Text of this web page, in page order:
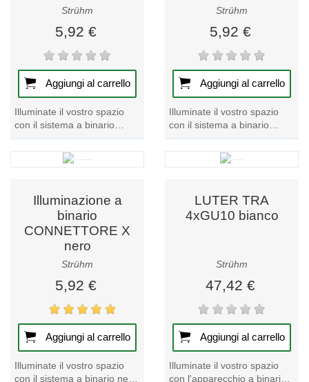
Strühm
5,92 €
Aggiungi al carrello
Illuminate il vostro spazio
con il sistema a binario
CONNECTOR PS230V I
nero. Questo modello della
nostra collezione...
Strühm
5,92 €
Aggiungi al carrello
Illuminate il vostro spazio
con il sistema a binario
bianco CONNECTOR X, un
pezzo forte della nostra
collezione di...
Illuminazione a
binario
CONNETTORE X
nero
Strühm
5,92 €
Aggiungi al carrello
Illuminate il vostro spazio
con il sistema a binario nero
LUTER TRA
4xGU10 bianco
Strühm
47,42 €
Aggiungi al carrello
Illuminate il vostro spazio
con l'apparecchio a binario